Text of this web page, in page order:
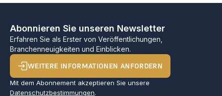
Abonnieren Sie unseren Newsletter
Erfahren Sie als Erster von Veröffentlichungen,
Branchenneuigkeiten und Einblicken.
WEITERE INFORMATIONEN ANFORDERN
Mit dem Abonnement akzeptieren Sie unsere
Datenschutzbestimmungen.